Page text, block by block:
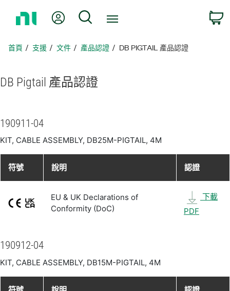
頁
我的帳號 搜尋
首頁 支援 文件 產品認證 DB PIGTAIL 產品認證
DB Pigtail 產品認證
190911-04
KIT, CABLE ASSEMBLY, DB25M-PIGTAIL, 4M
符號 說明 認證
EU & UK Declarations of
Conformity (DoC)
下載
PDF
190912-04
KIT, CABLE ASSEMBLY, DB15M-PIGTAIL, 4M